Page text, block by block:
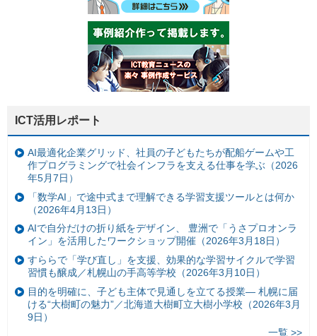
ICT活用レポート
AI最適化企業グリッド、社員の子どもたちが配船ゲームや工
作プログラミングで社会インフラを支える仕事を学ぶ（2026
年5月7日）
「数学AI」で途中式まで理解できる学習支援ツールとは何か
（2026年4月13日）
AIで自分だけの折り紙をデザイン、 豊洲で「うさプロオンラ
イン」を活用したワークショップ開催（2026年3月18日）
すららで「学び直し」を支援、効果的な学習サイクルで学習
習慣も醸成／札幌山の手高等学校（2026年3月10日）
目的を明確に、子ども主体で見通しを立てる授業— 札幌に届
ける“大樹町の魅力”／北海道大樹町立大樹小学校（2026年3月
9日）
一覧 >>